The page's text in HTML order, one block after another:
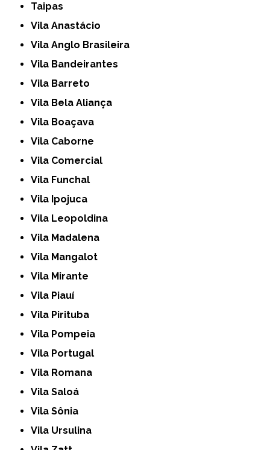
Taipas
Vila Anastácio
Vila Anglo Brasileira
Vila Bandeirantes
Vila Barreto
Vila Bela Aliança
Vila Boaçava
Vila Caborne
Vila Comercial
Vila Funchal
Vila Ipojuca
Vila Leopoldina
Vila Madalena
Vila Mangalot
Vila Mirante
Vila Piauí
Vila Pirituba
Vila Pompeia
Vila Portugal
Vila Romana
Vila Saloá
Vila Sônia
Vila Ursulina